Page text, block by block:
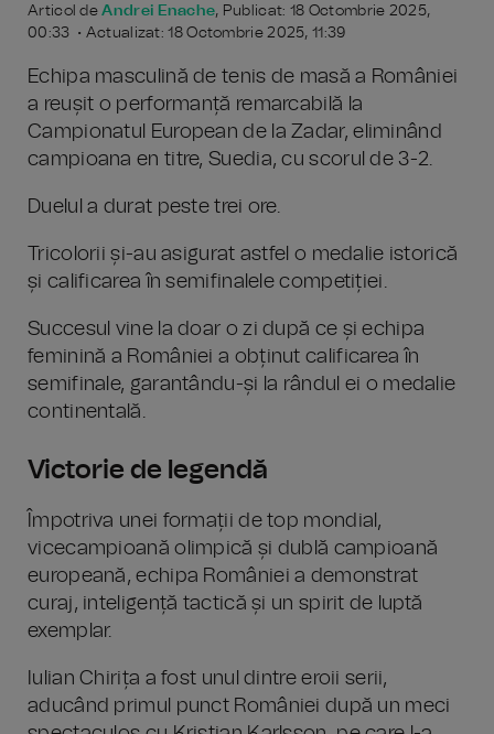
Articol deAndrei Enache, Publicat: 18 Octombrie 2025,
00:33 • Actualizat: 18 Octombrie 2025, 11:39
Echipa masculină de tenis de masă a României
a reușit o performanță remarcabilă la
Campionatul European de la Zadar, eliminând
campioana en titre, Suedia, cu scorul de 3-2.
Duelul a durat peste trei ore.
Tricolorii și-au asigurat astfel o medalie istorică
și calificarea în semifinalele competiției.
Succesul vine la doar o zi după ce și echipa
feminină a României a obținut calificarea în
semifinale, garantându-și la rândul ei o medalie
continentală.
Victorie de legendă
Împotriva unei formații de top mondial,
vicecampioană olimpică și dublă campioană
europeană, echipa României a demonstrat
curaj, inteligență tactică și un spirit de luptă
exemplar.
Iulian Chirița a fost unul dintre eroii serii,
aducând primul punct României după un meci